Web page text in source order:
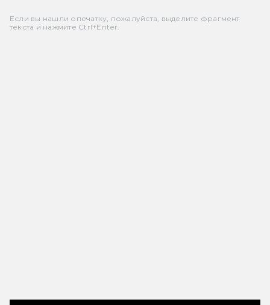
Если вы нашли опечатку, пожалуйста, выделите фрагмент
текста и нажмите Ctrl+Enter.